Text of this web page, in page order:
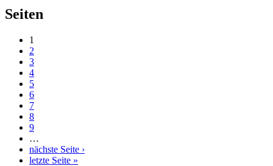
Seiten
1
2
3
4
5
6
7
8
9
…
nächste Seite ›
letzte Seite »